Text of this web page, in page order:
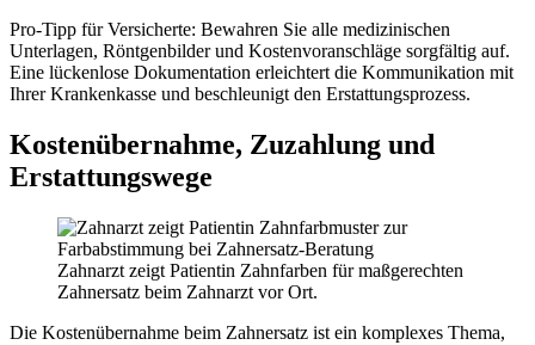
Pro-Tipp für Versicherte: Bewahren Sie alle medizinischen
Unterlagen, Röntgenbilder und Kostenvoranschläge sorgfältig auf.
Eine lückenlose Dokumentation erleichtert die Kommunikation mit
Ihrer Krankenkasse und beschleunigt den Erstattungsprozess.
Kostenübernahme, Zuzahlung und
Erstattungswege
Zahnarzt zeigt Patientin Zahnfarben für maßgerechten
Zahnersatz beim Zahnarzt vor Ort.
Die Kostenübernahme beim Zahnersatz ist ein komplexes Thema,